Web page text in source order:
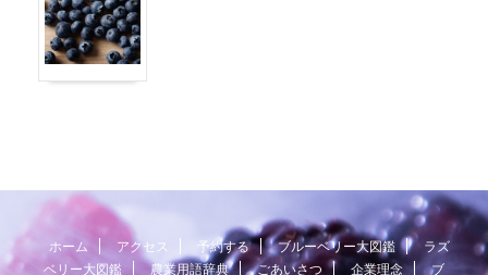
ホーム アクセス 予約する ブルーベリー大図鑑
ラズ
ベリー大図鑑
農業用語辞典 ごあいさつ 企業理念 ブ